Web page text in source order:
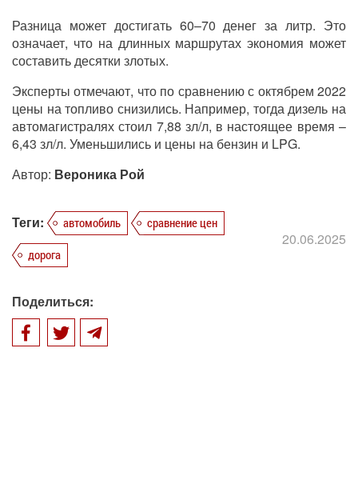
Разница может достигать 60–70 денег за литр. Это
означает, что на длинных маршрутах экономия может
составить десятки злотых.
Эксперты отмечают, что по сравнению с октябрем 2022
цены на топливо снизились. Например, тогда дизель на
автомагистралях стоил 7,88 зл/л, в настоящее время –
6,43 зл/л. Уменьшились и цены на бензин и LPG.
Автор: Вероника Рой
Теги: автомобиль
сравнение цен
дорога
20.06.2025
Поделиться: